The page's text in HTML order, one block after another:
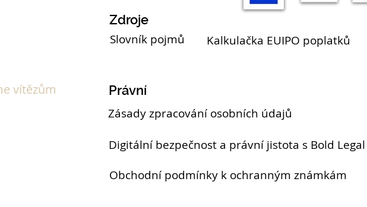
Zdroje
vítězům
Slovník pojmů Kalkulačka EUIPO poplatků
Právní
Zásady zpracování osobních údajů
Digitální bezpečnost a právní jistota s Bold Legal
Obchodní podmínky k ochranným známkám